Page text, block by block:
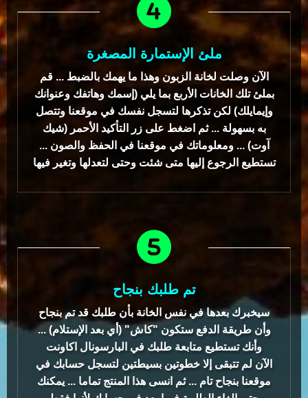
ملئ الإستمارة المصغرة
الآن وصلت لخانة الزبون وهذا ما يهمك بالضبط ... قم
بملئ تلك الخانات الأربع بما يلي (إسمك وهاتفك وعنوانك
وإيمايلك) لكن تذكرها لتسجل نفسك في موقعنا وتتصل
به بسهولة ... ثم اضغط على زر التأكيد الأحمر (شيك
آوت) ... ومعلوماتك في موقعنا في الحفظ والصون ...
تستطيع الرجوع إليها متى شئت وحتى لتعدلها وتغير فيها
تم طلبك بنجاح
سيخبرك بعدها في نفس الخانة بأن طلبك قد تم بنجاح
وأن طريقة الدفع ستكون "كاش" (أي بعد الإستلام) ...
وأنك تستطيع متابعة طلبك في البارسونال اكاونت
الآن لم تتبقى إلا خطوتين بسيطتين لتسجل حسابك في
موقعنا بنجاح تام ... ثم انسى هذا المنتج تماما ... يمكنك